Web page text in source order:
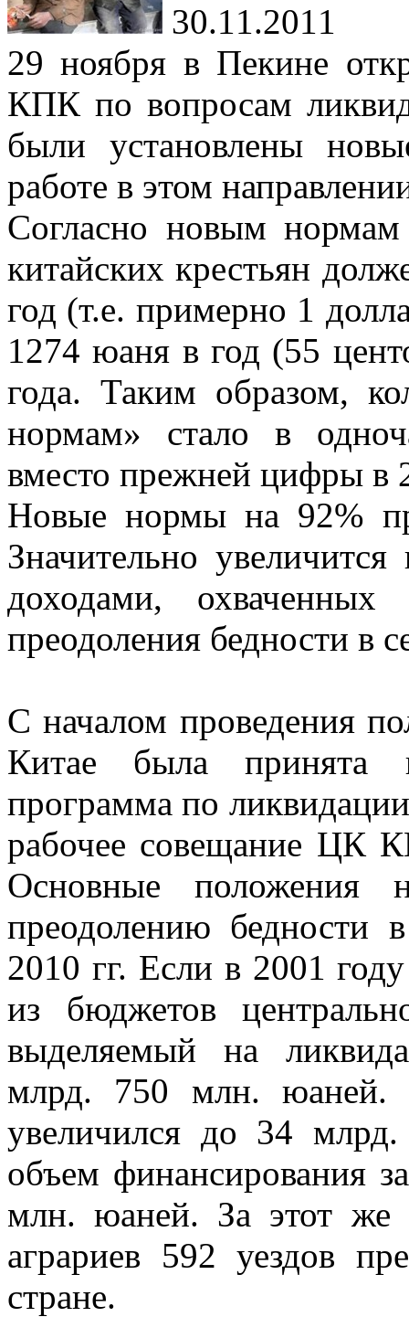
30.11.2011
29 ноября в Пекине
КПК по вопросам
были установлены
работе в этом
Согласно новым
китайских крестьян
год (т.е. примерно 1
1274 юаня в год (55
года. Таким образом,
нормам» стало в
вместо прежней цифры в
Новые нормы на 92%
Значительно
доходами, охваченных
преодоления бедности в
С началом проведения
Китае была принята и
программа по
рабочее совещание ЦК
Основные положения
преодолению бедности
2010 гг. Если в 2001
из бюджетов
выделяемый на
млрд. 750 млн. юаней.
увеличился до 34
объем финансирования
млн. юаней. За этот же
аграриев 592 уездов
стране.